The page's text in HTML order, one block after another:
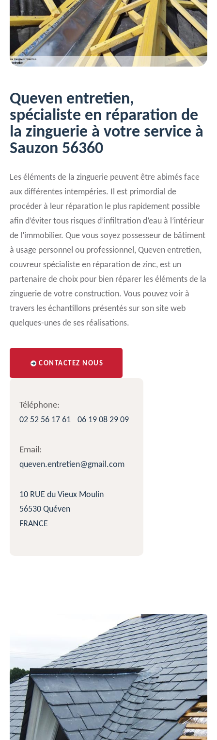
Queven entretien,
spécialiste en réparation de
la zinguerie à votre service à
Sauzon 56360
Les éléments de la zinguerie peuvent être abimés face
aux différentes intempéries. Il est primordial de
procéder à leur réparation le plus rapidement possible
afin d’éviter tous risques d’infiltration d’eau à l’intérieur
de l’immobilier. Que vous soyez possesseur de bâtiment
à usage personnel ou professionnel, Queven entretien,
couvreur spécialiste en réparation de zinc, est un
partenaire de choix pour bien réparer les éléments de la
zinguerie de votre construction. Vous pouvez voir à
travers les échantillons présentés sur son site web
quelques-unes de ses réalisations.
CONTACTEZ NOUS
Téléphone:
02 52 56 17 61
06 19 08 29 09
Email:
queven.entretien@gmail.com
10 RUE du Vieux Moulin
56530 Quéven
FRANCE